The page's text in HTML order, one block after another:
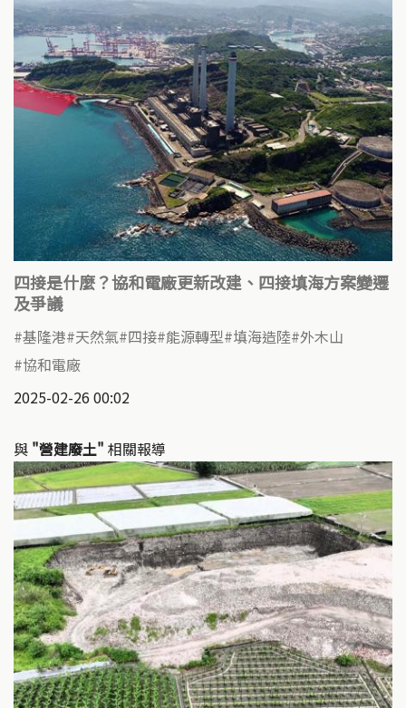
四接是什麼？協和電廠更新改建、四接填海方案變遷
及爭議
基隆港 天然氣 四接 能源轉型 填海造陸 外木山
協和電廠
2025-02-26 00:02
與 "營建廢土" 相關報導